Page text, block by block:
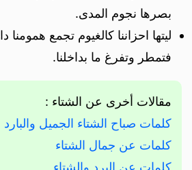
بصرها نجوم المدى.
ليتها احزاننا كالغيوم تجمع همومنا
فتمطر وتفرغ ما بداخلنا.
مقالات أخرى عن الشتاء :
كلمات صباح الشتاء الجميل والبارد
كلمات عن جمال الشتاء
كلمات عن البرد والشتاء